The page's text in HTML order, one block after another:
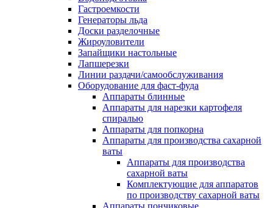
Гастроемкости
Генераторы льда
Доски разделочные
Жироуловители
Запайщики настольные
Лапшерезки
Линии раздачи/самообслуживания
Оборудование для фаст-фуда
Аппараты блинные
Аппараты для нарезки картофеля
спиралью
Аппараты для попкорна
Аппараты для производства сахарной
ваты
Аппараты для производства
сахарной ваты
Комплектующие для аппаратов
по производству сахарной ваты
Аппараты пончиковые